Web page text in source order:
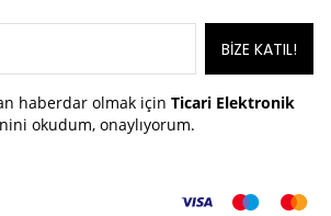
BİZE KATIL!
haberdar olmak için Ticari Elektronik
okudum, onaylıyorum.